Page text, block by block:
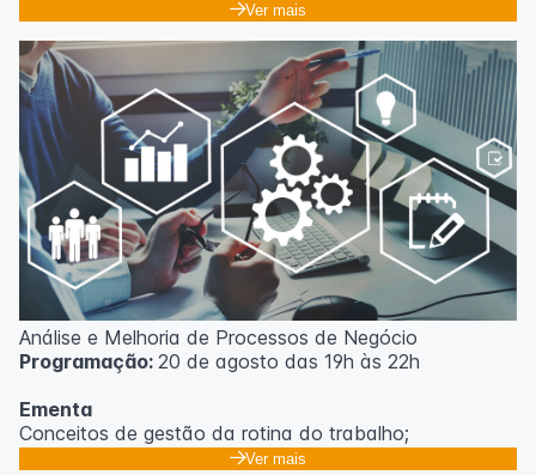
Ver mais
Análise e Melhoria de Processos de Negócio
Programação: 20 de agosto das 19h às 22h
Ementa
Conceitos de gestão da rotina do trabalho;
Promoção de mudanças através do 5S;
Ver mais